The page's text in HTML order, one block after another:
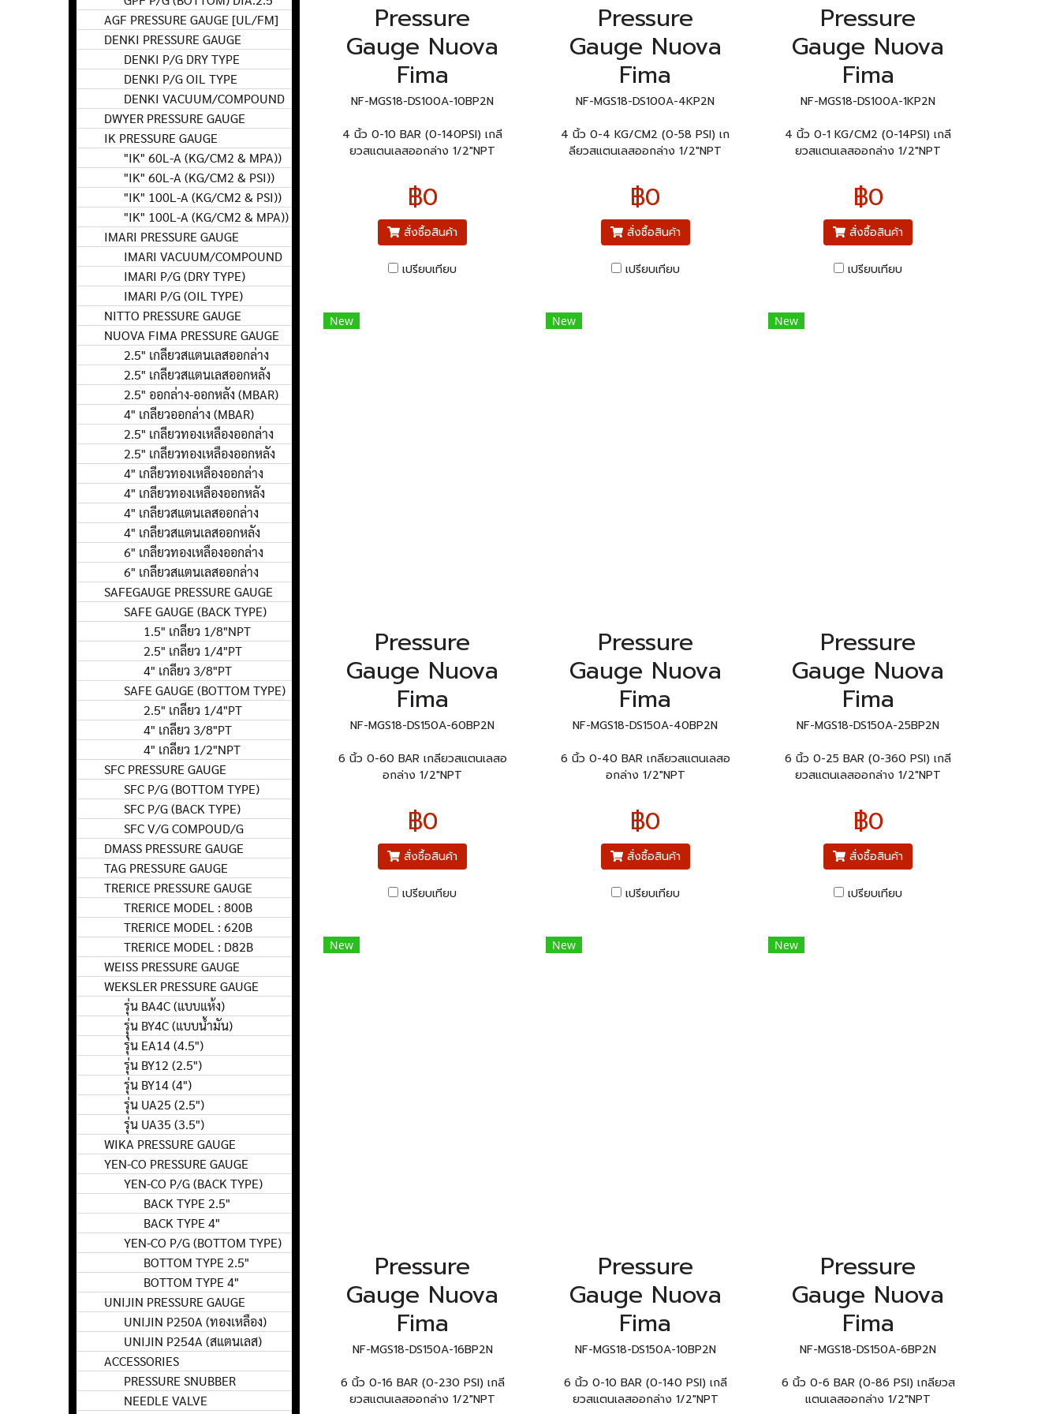
Pressure
Gauge Nuova
Fima
NF-MGS18-DS100A-10BP2N
4 นิ้ว 0-10 BAR (0-140PSI) เกลี
ยวสแตนเลสออกล่าง 1/2"NPT
฿0
สั่งซื้อสินค้า
เปรียบเทียบ
Pressure
Gauge Nuova
Fima
NF-MGS18-DS100A-4KP2N
4 นิ้ว 0-4 KG/CM2 (0-58 PSI) เก
ลียวสแตนเลสออกล่าง 1/2"NPT
฿0
สั่งซื้อสินค้า
เปรียบเทียบ
Pressure
Gauge Nuova
Fima
NF-MGS18-DS100A-1KP2N
4 นิ้ว 0-1 KG/CM2 (0-14PSI) เกลี
ยวสแตนเลสออกล่าง 1/2"NPT
฿0
สั่งซื้อสินค้า
เปรียบเทียบ
New
Pressure
Gauge Nuova
Fima
NF-MGS18-DS150A-60BP2N
6 นิ้ว 0-60 BAR เกลียวสแตนเลสอ
อกล่าง 1/2"NPT
฿0
สั่งซื้อสินค้า
เปรียบเทียบ
New
Pressure
Gauge Nuova
Fima
NF-MGS18-DS150A-40BP2N
6 นิ้ว 0-40 BAR เกลียวสแตนเลสอ
อกล่าง 1/2"NPT
฿0
สั่งซื้อสินค้า
เปรียบเทียบ
New
Pressure
Gauge Nuova
Fima
NF-MGS18-DS150A-25BP2N
6 นิ้ว 0-25 BAR (0-360 PSI) เกลี
ยวสแตนเลสออกล่าง 1/2"NPT
฿0
สั่งซื้อสินค้า
เปรียบเทียบ
New
Pressure
Gauge Nuova
Fima
NF-MGS18-DS150A-16BP2N
6 นิ้ว 0-16 BAR (0-230 PSI) เกลี
ยวสแตนเลสออกล่าง 1/2"NPT
New
Pressure
Gauge Nuova
Fima
NF-MGS18-DS150A-10BP2N
6 นิ้ว 0-10 BAR (0-140 PSI) เกลี
ยวสแตนเลสออกล่าง 1/2"NPT
New
Pressure
Gauge Nuova
Fima
NF-MGS18-DS150A-6BP2N
6 นิ้ว 0-6 BAR (0-86 PSI) เกลียวส
แตนเลสออกล่าง 1/2"NPT
AGF PRESSURE GAUGE [UL/FM]
DENKI PRESSURE GAUGE
DENKI P/G DRY TYPE
DENKI P/G OIL TYPE
DENKI VACUUM/COMPOUND
DWYER PRESSURE GAUGE
IK PRESSURE GAUGE
"IK" 60L-A (KG/CM2 & MPA))
"IK" 60L-A (KG/CM2 & PSI))
"IK" 100L-A (KG/CM2 & PSI))
"IK" 100L-A (KG/CM2 & MPA))
IMARI PRESSURE GAUGE
IMARI VACUUM/COMPOUND
IMARI P/G (DRY TYPE)
IMARI P/G (OIL TYPE)
NITTO PRESSURE GAUGE
NUOVA FIMA PRESSURE GAUGE
2.5" เกลียวสแตนเลสออกล่าง
2.5" เกลียวสแตนเลสออกหลัง
2.5" ออกล่าง-ออกหลัง (MBAR)
4" เกลียวออกล่าง (MBAR)
2.5" เกลียวทองเหลืองออกล่าง
2.5" เกลียวทองเหลืองออกหลัง
4" เกลียวทองเหลืองออกล่าง
4" เกลียวทองเหลืองออกหลัง
4" เกลียวสแตนเลสออกล่าง
4" เกลียวสแตนเลสออกหลัง
6" เกลียวทองเหลืองออกล่าง
6" เกลียวสแตนเลสออกล่าง
SAFEGAUGE PRESSURE GAUGE
SAFE GAUGE (BACK TYPE)
1.5" เกลียว 1/8"NPT
2.5" เกลียว 1/4"PT
4" เกลียว 3/8"PT
SAFE GAUGE (BOTTOM TYPE)
2.5" เกลียว 1/4"PT
4" เกลียว 3/8"PT
4" เกลียว 1/2"NPT
SFC PRESSURE GAUGE
SFC P/G (BOTTOM TYPE)
SFC P/G (BACK TYPE)
SFC V/G COMPOUD/G
DMASS PRESSURE GAUGE
TAG PRESSURE GAUGE
TRERICE PRESSURE GAUGE
TRERICE MODEL : 800B
TRERICE MODEL : 620B
TRERICE MODEL : D82B
WEISS PRESSURE GAUGE
WEKSLER PRESSURE GAUGE
รุ่น BA4C (แบบแห้ง)
รุุ่น BY4C (แบบน้ำมัน)
รุ่น EA14 (4.5")
รุ่น BY12 (2.5")
รุ่น BY14 (4")
รุ่น UA25 (2.5")
รุ่น UA35 (3.5")
WIKA PRESSURE GAUGE
YEN-CO PRESSURE GAUGE
YEN-CO P/G (BACK TYPE)
BACK TYPE 2.5"
BACK TYPE 4"
YEN-CO P/G (BOTTOM TYPE)
BOTTOM TYPE 2.5"
BOTTOM TYPE 4"
UNIJIN PRESSURE GAUGE
UNIJIN P250A (ทองเหลือง)
UNIJIN P254A (สแตนเลส)
ACCESSORIES
PRESSURE SNUBBER
NEEDLE VALVE